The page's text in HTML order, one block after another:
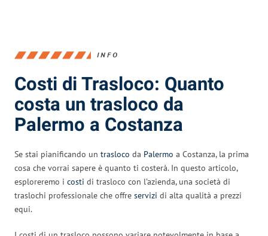
INFO
Costi di Trasloco: Quanto
costa un trasloco da
Palermo a Costanza
Se stai pianificando un trasloco da Palermo a Costanza, la prima
cosa che vorrai sapere è quanto ti costerà. In questo articolo,
esploreremo i costi di trasloco con l’azienda, una società di
traslochi professionale che offre servizi di alta qualità a prezzi
equi.